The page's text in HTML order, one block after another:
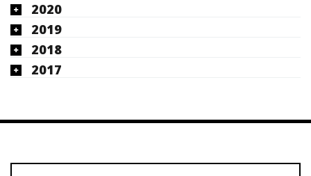
2020
2019
2018
2017